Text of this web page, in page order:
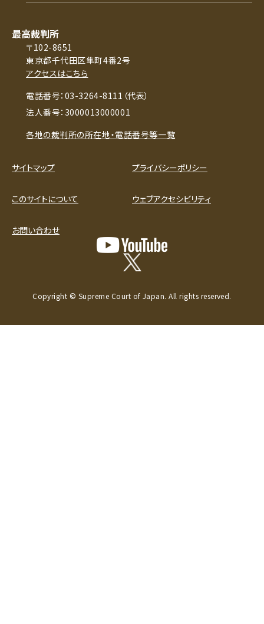
最高裁判所
〒102-8651
東京都千代田区隼町4番2号
アクセスはこちら
電話番号：03-3264-8111（代表）
法人番号：3000013000001
各地の裁判所の所在地・電話番号等一覧
サイトマップ プライバシーポリシー
このサイトについて ウェブアクセシビリティ
お問い合わせ
Copyright © Supreme Court of Japan. All rights reserved.